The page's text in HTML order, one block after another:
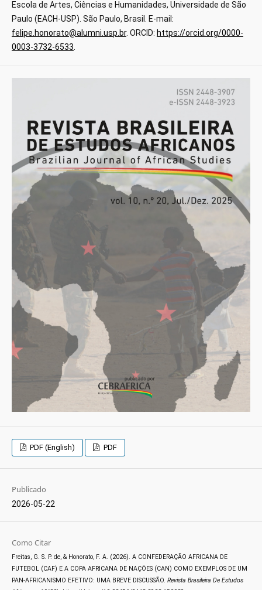
Escola de Artes, Ciências e Humanidades, Universidade de São
Paulo (EACH-USP). São Paulo, Brasil. E-mail:
felipe.honorato@alumni.usp.br. ORCID: https://orcid.org/0000-
0003-3732-6533
PDF (English) PDF
Publicado
2026-05-22
Como Citar
Freitas, G. S. P. de, & Honorato, F. A. (2026). A CONFEDERAÇÃO AFRICANA DE
FUTEBOL (CAF) E A COPA AFRICANA DE NAÇÕES (CAN) COMO EXEMPLOS DE UM
PAN-AFRICANISMO EFETIVO: UMA BREVE DISCUSSÃO. Revista Brasileira De Estudos